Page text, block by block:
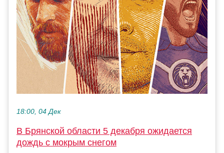
18:00, 04 Дек
В Брянской области 5 декабря ожидается
дождь с мокрым снегом